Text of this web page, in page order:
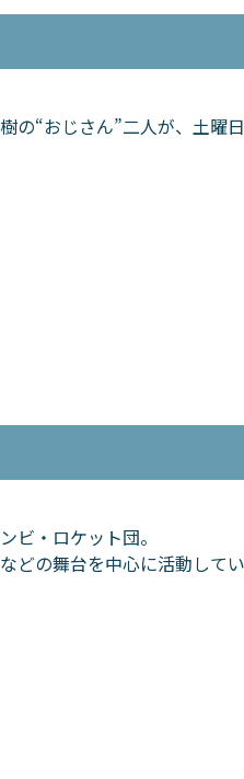
の“おじさん”二人が、土曜
ビ・ロケット団。
どの舞台を中心に活動して